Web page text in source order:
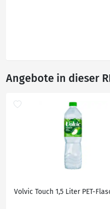
Angebote in dieser
Volvic Touch 1,5 Liter PET-